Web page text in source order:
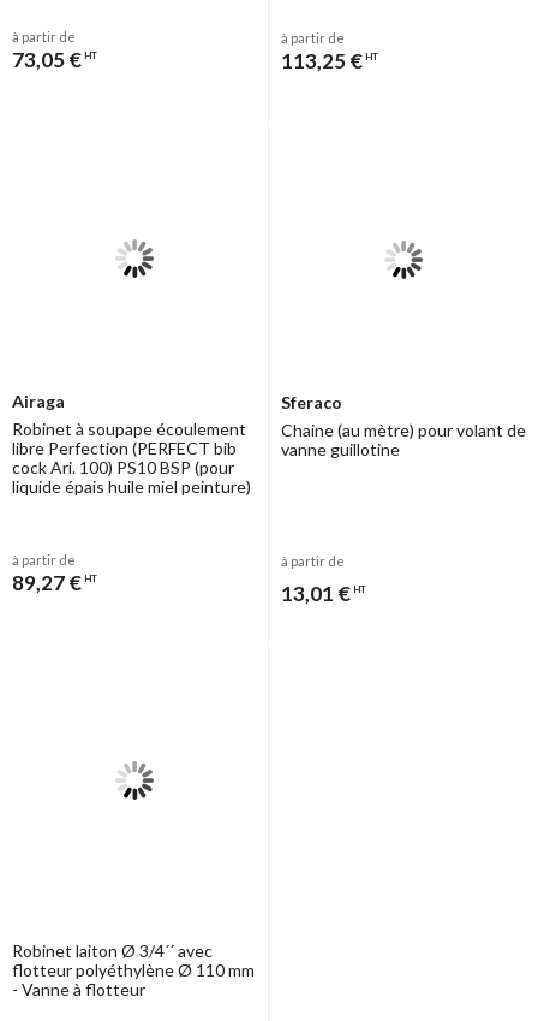
à partir de
73,05 € HT
à partir de
113,25 € HT
Airaga
Robinet à soupape écoulement
libre Perfection (PERFECT bib
cock Ari. 100) PS10 BSP (pour
liquide épais huile miel peinture)
à partir de
89,27 € HT
Sferaco
Chaine (au mètre) pour volant de
vanne guillotine
à partir de
13,01 € HT
Robinet laiton Ø 3/4´´ avec
flotteur polyéthylène Ø 110 mm
- Vanne à flotteur